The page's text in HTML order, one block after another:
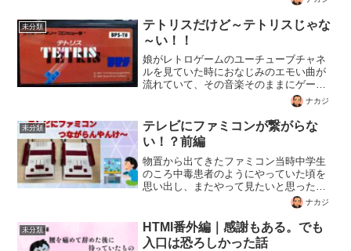
て見えた家族の暮らしと本音を書いた最
終話です。
未分類
テトリスだけど～テトリスじゃな
～い！！
娘がレトロゲームのユーチューブチャネ
ルを見ていた時におなじみのエモい曲が
流れていて、その音楽そのままにゲーム
が出来るものっだと思い込んでいたよう
でした。実際にやって見たらおなじみの
曲が流れないやら、FCのドクターマリオ
と操作性が違い「音も違うし、操作しづ
らい」との事で「もうあそばな～
い・・・」となってしまうのでした。
ナカジ
未分類
テレビにファミコンが繋がらな
い！？前編
物置から出てきたファミコン当時中学生
のころ中毒患者のようにやっていた頃を
思い出し、またやって見たいと思ったの
ですがテレビにつながらない事が分か
り、やけくそで手っ取り早くファミコン
風情にふけられるニンテンドークラッシ
ックミニをやるというお話です。
ナカジ
未分類
HTMI番外編｜感謝もある。でも
入口は恐ろしかった話